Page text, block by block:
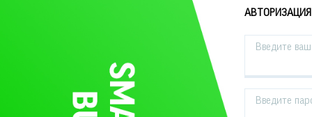
АВТОРИЗАЦИЯ
Введите
Введите